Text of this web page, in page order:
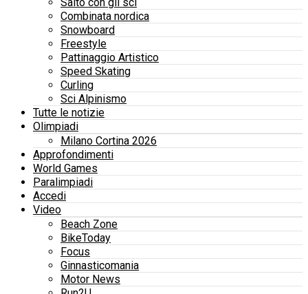
Combinata nordica
Snowboard
Freestyle
Pattinaggio Artistico
Speed Skating
Curling
Sci Alpinismo
Tutte le notizie
Olimpiadi
Milano Cortina 2026
Approfondimenti
World Games
Paralimpiadi
Accedi
Video
Beach Zone
BikeToday
Focus
Ginnasticomania
Motor News